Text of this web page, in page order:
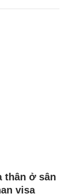
thân ở sân
visa